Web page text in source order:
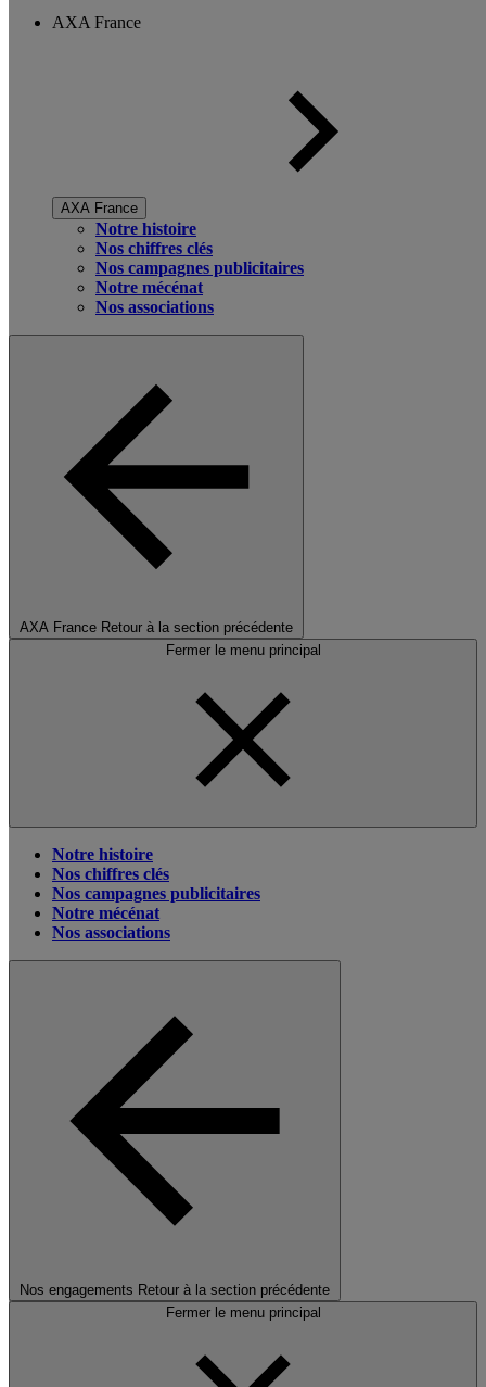
AXA France
AXA France
Notre histoire
Nos chiffres clés
Nos campagnes publicitaires
Notre mécénat
Nos associations
AXA France Retour à la section précédente
Fermer le menu principal
Notre histoire
Nos chiffres clés
Nos campagnes publicitaires
Notre mécénat
Nos associations
Nos engagements Retour à la section précédente
Fermer le menu principal